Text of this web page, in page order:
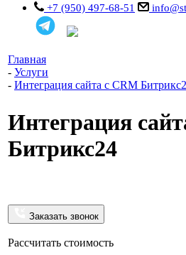
+7 (950) 497-68-51
Главная
- Услуги
- Интеграция сайта с CRM
Интеграция
Битрикс24
Заказать звонок
Рассчитать стоимость